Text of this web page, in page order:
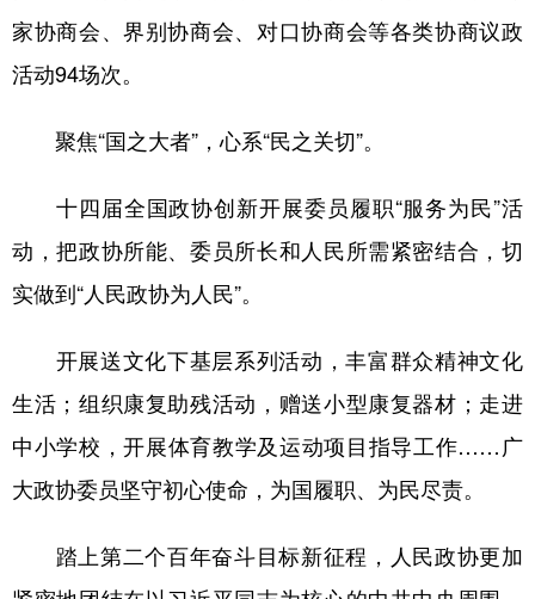
家协商会、界别协商会、对口协商会等各类协商议政
活动94场次。
聚焦“国之大者”，心系“民之关切”。
十四届全国政协创新开展委员履职“服务为民”活
动，把政协所能、委员所长和人民所需紧密结合，切
实做到“人民政协为人民”。
开展送文化下基层系列活动，丰富群众精神文化
生活；组织康复助残活动，赠送小型康复器材；走进
中小学校，开展体育教学及运动项目指导工作……广
大政协委员坚守初心使命，为国履职、为民尽责。
踏上第二个百年奋斗目标新征程，人民政协更加